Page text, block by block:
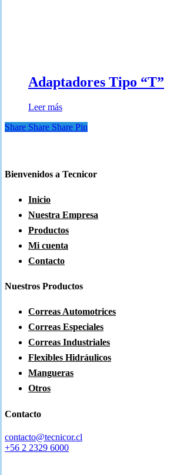
Adaptadores Tipo “T”
Leer más
Share Share Share Pin
Bienvenidos a Tecnicor
Inicio
Nuestra Empresa
Productos
Mi cuenta
Contacto
Nuestros Productos
Correas Automotrices
Correas Especiales
Correas Industriales
Flexibles Hidráulicos
Mangueras
Otros
Contacto
contacto@tecnicor.cl
+56 2 2329 6000